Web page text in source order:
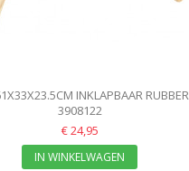
INKLAPBAAR
3908122
€ 24,95
IN WINKELWAGEN